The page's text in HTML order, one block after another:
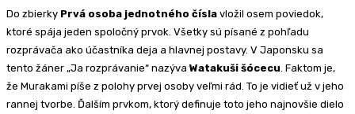
Do zbierky Prvá osoba jednotného čísla vložil osem poviedok,
ktoré spája jeden spoločný prvok. Všetky sú písané z pohľadu
rozprávača ako účastníka deja a hlavnej postavy. V Japonsku sa
tento žáner „Ja rozprávanie“ nazýva Watakuši šócecu . Faktom je,
že Murakami píše z polohy prvej osoby veľmi rád. To je vidieť už v jeho
rannej tvorbe. Ďalším prvkom, ktorý definuje toto jeho najnovšie dielo